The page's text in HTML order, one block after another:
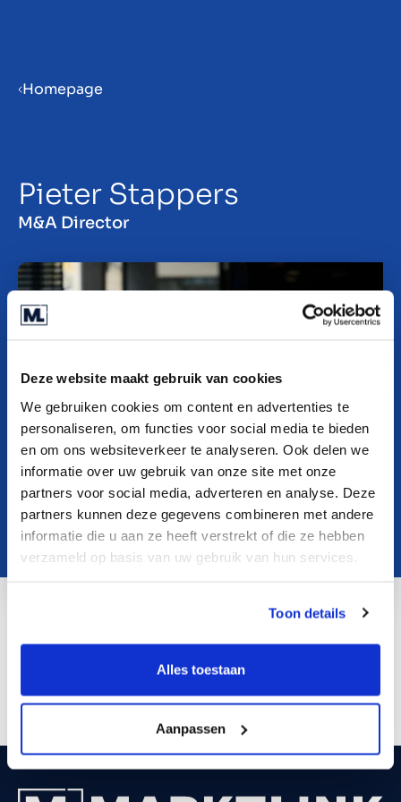
Deze website maakt gebruik van cookies
We gebruiken cookies om content en advertenties te
personaliseren, om functies voor social media te bieden
en om ons websiteverkeer te analyseren. Ook delen we
informatie over uw gebruik van onze site met onze
partners voor social media, adverteren en analyse. Deze
partners kunnen deze gegevens combineren met andere
informatie die u aan ze heeft verstrekt of die ze hebben
verzameld op basis van uw gebruik van hun services.
Toon details
Alles toestaan
Aanpassen
Homepage
Pieter Stappers
M&A Director
p.stappers@marktlink.com